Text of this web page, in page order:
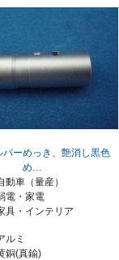
バーめっき、艶消し黒色
め…
動車（量産）
電・家電
具・インテリア
ルミ
銅(真鍮)